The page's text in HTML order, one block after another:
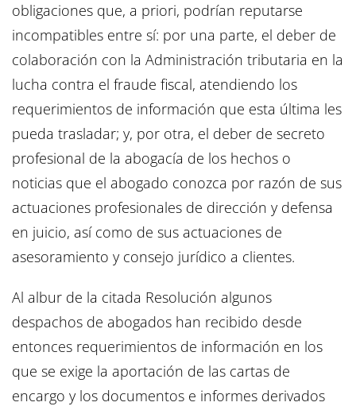
obligaciones que, a priori, podrían reputarse
incompatibles entre sí: por una parte, el deber de
colaboración con la Administración tributaria en la
lucha contra el fraude fiscal, atendiendo los
requerimientos de información que esta última les
pueda trasladar; y, por otra, el deber de secreto
profesional de la abogacía de los hechos o
noticias que el abogado conozca por razón de sus
actuaciones profesionales de dirección y defensa
en juicio, así como de sus actuaciones de
asesoramiento y consejo jurídico a clientes.
Al albur de la citada Resolución algunos
despachos de abogados han recibido desde
entonces requerimientos de información en los
que se exige la aportación de las cartas de
encargo y los documentos e informes derivados